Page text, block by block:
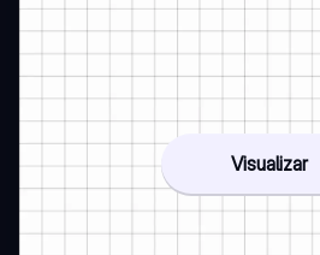
Visualizar